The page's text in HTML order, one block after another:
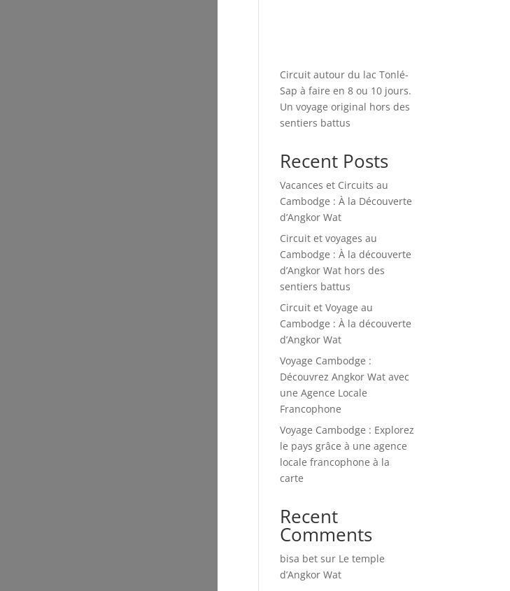
Circuit autour du lac Tonlé-
Sap à faire en 8 ou 10 jours.
Un voyage original hors des
sentiers battus
Recent Posts
Vacances et Circuits au
Cambodge : À la Découverte
d’Angkor Wat
Circuit et voyages au
Cambodge : À la découverte
d’Angkor Wat hors des
sentiers battus
Circuit et Voyage au
Cambodge : À la découverte
d’Angkor Wat
Voyage Cambodge :
Découvrez Angkor Wat avec
une Agence Locale
Francophone
Voyage Cambodge : Explorez
le pays grâce à une agence
locale francophone à la
carte
Recent
Comments
bisa bet sur Le temple
d’Angkor Wat